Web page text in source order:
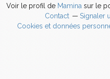
Voir le profil de Mamina sur le
Contact
Signaler
Cookies et données